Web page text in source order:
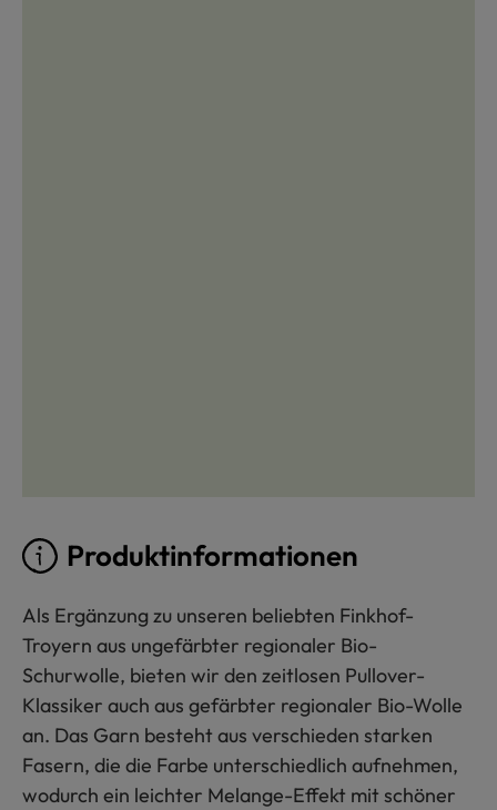
Produktinformationen
Als Ergänzung zu unseren beliebten Finkhof-
Troyern aus ungefärbter regionaler Bio-
Schurwolle, bieten wir den zeitlosen Pullover-
Klassiker auch aus gefärbter regionaler Bio-Wolle
an. Das Garn besteht aus verschieden starken
Fasern, die die Farbe unterschiedlich aufnehmen,
wodurch ein leichter Melange-Effekt mit schöner